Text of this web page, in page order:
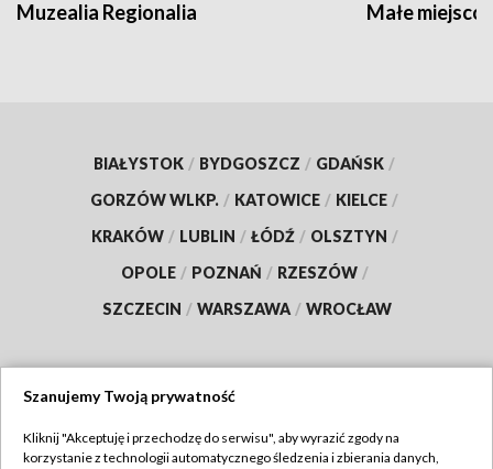
Muzealia Regionalia Małe
BIAŁYSTOK / BYDGOSZCZ / GDAŃSK /
GORZÓW WLKP. / KATOWICE / KIELCE /
KRAKÓW / LUBLIN / ŁÓDŹ / OLSZTYN /
OPOLE / POZNAŃ / RZESZÓW /
SZCZECIN / WARSZAWA / WROCŁAW
TVP
Szanujemy Twoją prywatność
Kliknij "Akceptuję i przechodzę do serwisu", aby wyrazić zgody na
korzystanie z technologii automatycznego śledzenia i zbierania danych,